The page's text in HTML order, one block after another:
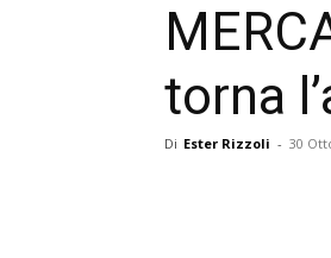
torna
Di Ester Rizzoli - 30